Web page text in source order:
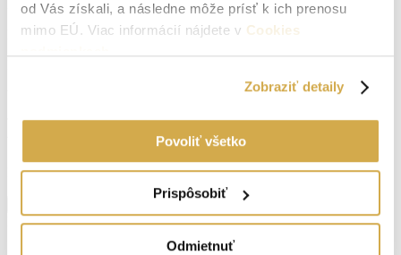
od Vás získali, a následne môže prísť k ich prenosu
mimo EÚ. Viac informácií nájdete v Cookies
Zobraziť detaily
Povoliť všetko
Prispôsobiť
Odmietnuť
Lokalita:Borský Svätý Jur
Podpivničený: Nie
Energetický certifikát:E
Borský Svätý Jur Navigovať